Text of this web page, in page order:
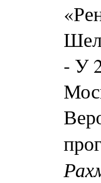
- У